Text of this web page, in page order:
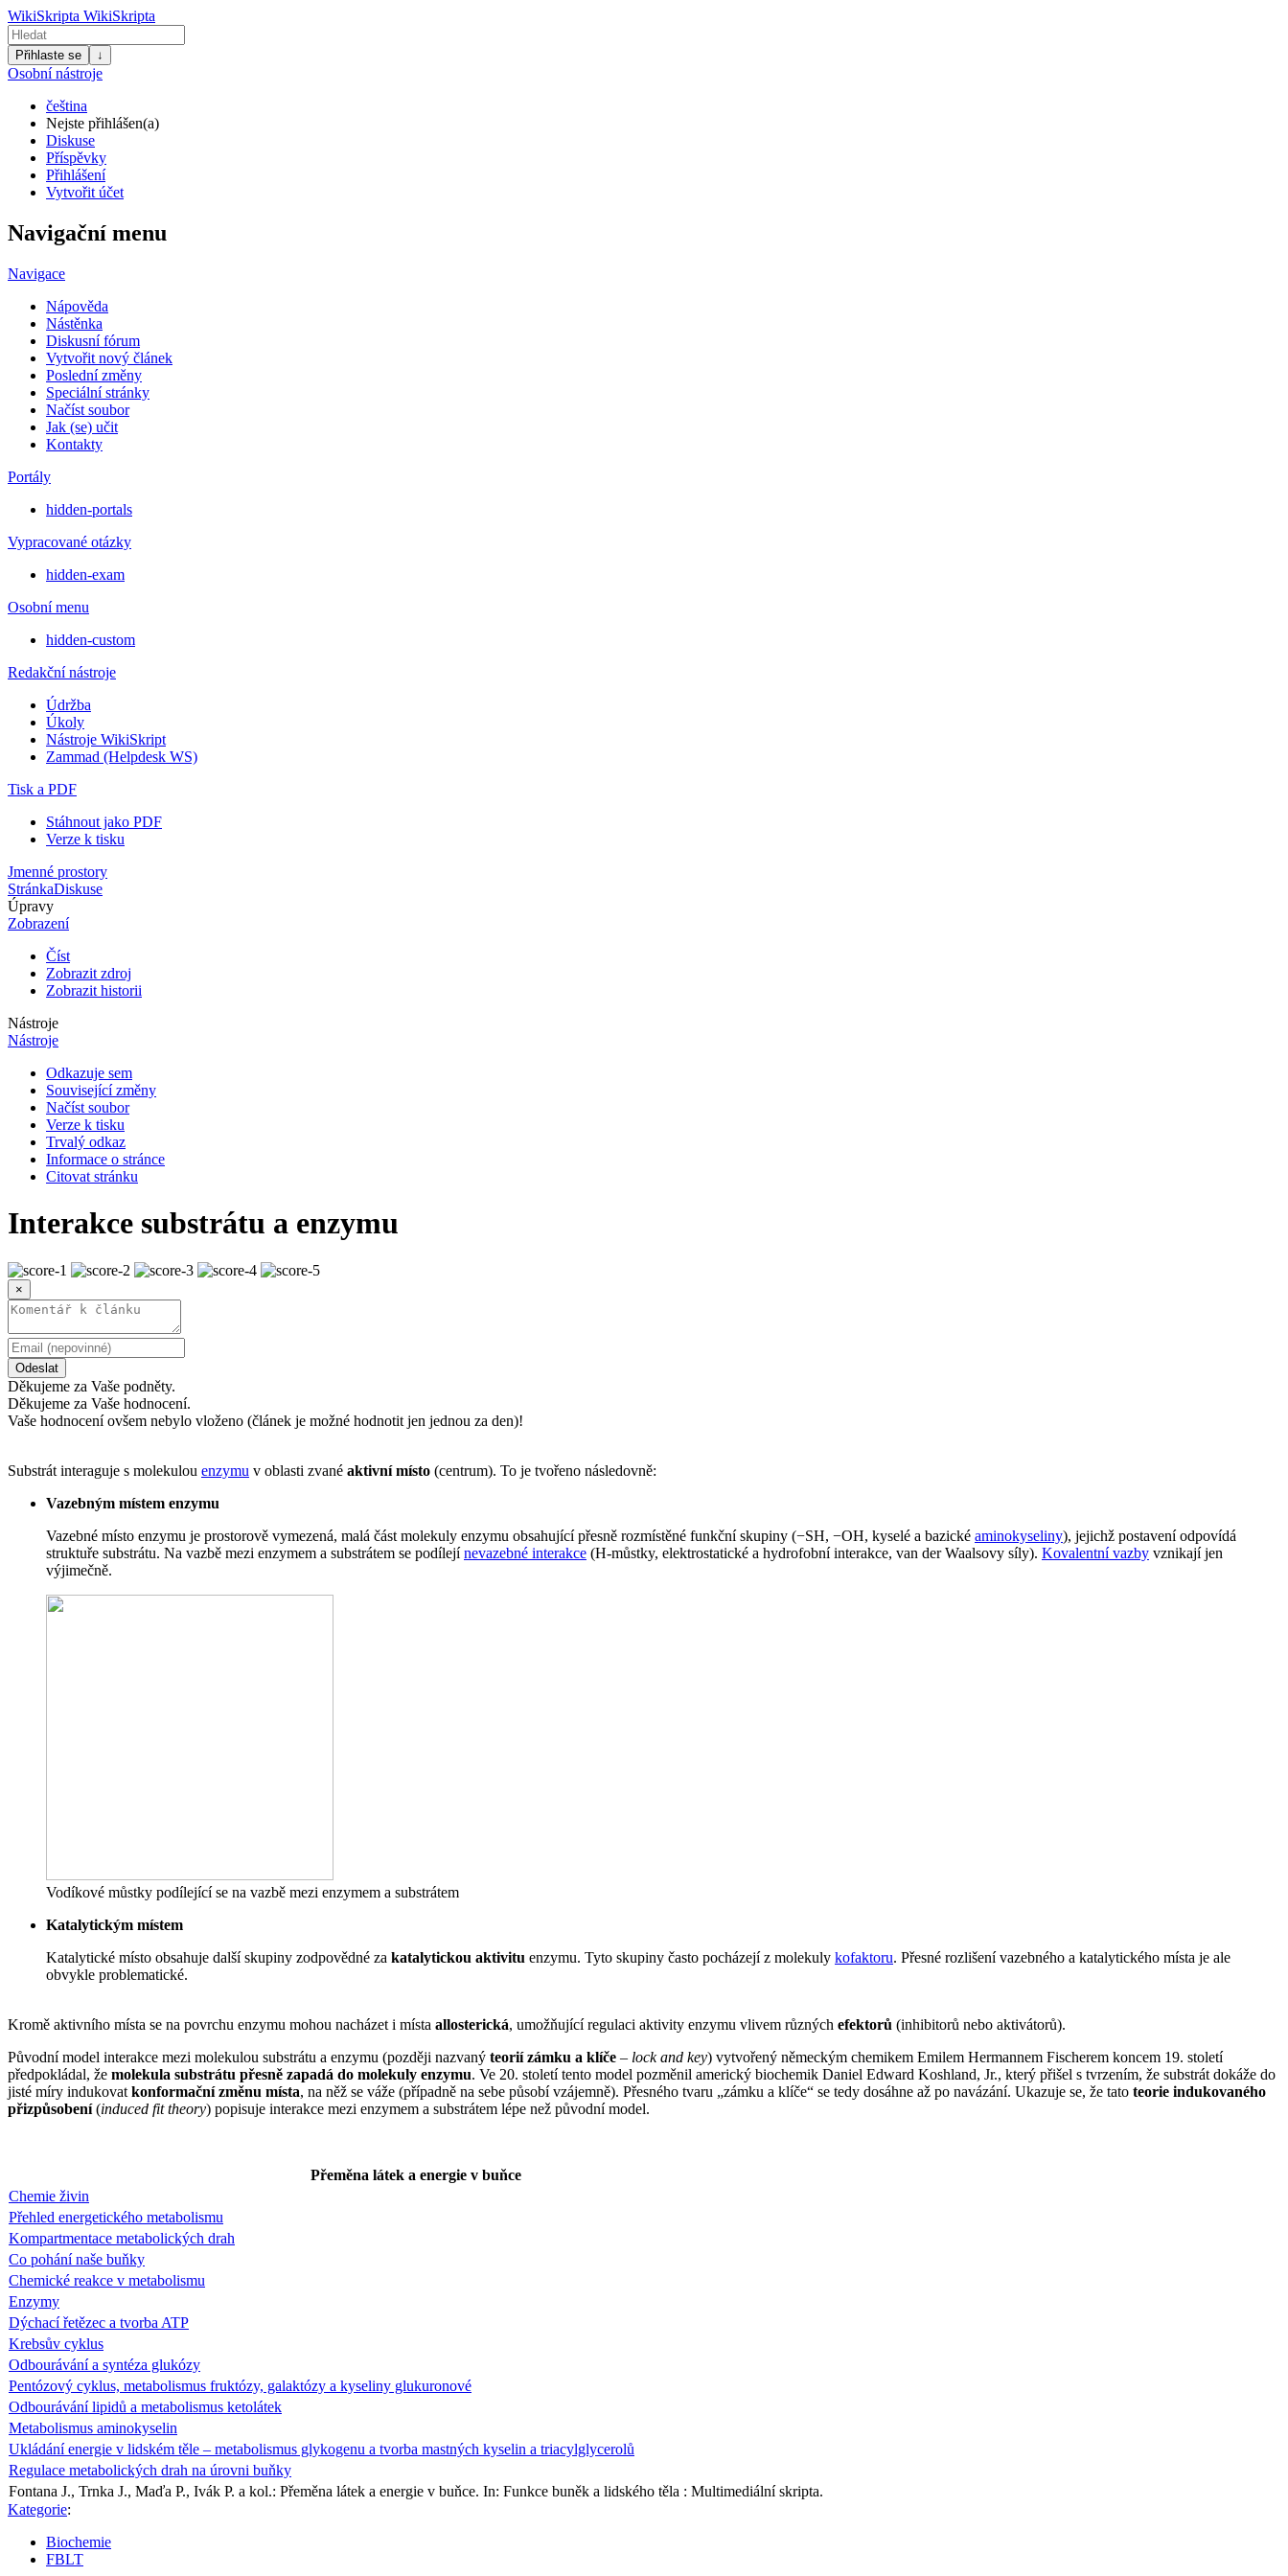
WikiSkripta WikiSkripta
Přihlaste se ↓
Osobní nástroje
čeština
Nejste přihlášen(a)
Diskuse
Příspěvky
Přihlášení
Vytvořit účet
Navigační menu
Navigace
Nápověda
Nástěnka
Diskusní fórum
Vytvořit nový článek
Poslední změny
Speciální stránky
Načíst soubor
Jak (se) učit
Kontakty
Portály
hidden-portals
Vypracované otázky
hidden-exam
Osobní menu
hidden-custom
Redakční nástroje
Údržba
Úkoly
Nástroje WikiSkript
Zammad (Helpdesk WS)
Tisk a PDF
Stáhnout jako PDF
Verze k tisku
Jmenné prostory
StránkaDiskuse
Úpravy
Zobrazení
Číst
Zobrazit zdroj
Zobrazit historii
Nástroje
Nástroje
Odkazuje sem
Související změny
Načíst soubor
Verze k tisku
Trvalý odkaz
Informace o stránce
Citovat stránku
Interakce substrátu a enzymu
×
Odeslat
Děkujeme za Vaše podněty.
Děkujeme za Vaše hodnocení.
Vaše hodnocení ovšem nebylo vloženo (článek je možné hodnotit jen jednou za den)!
Substrát interaguje s molekulou enzymu v oblasti zvané aktivní místo (centrum). To je tvořeno následovně:
Vazebným místem enzymu
Vazebné místo enzymu je prostorově vymezená, malá část molekuly enzymu obsahující přesně rozmístěné funkční skupiny (−SH, −OH, kyselé a bazické aminokyseliny), jejichž postavení odpovídá
struktuře substrátu. Na vazbě mezi enzymem a substrátem se podílejínevazebné interakce (H-můstky, elektrostatické a hydrofobní interakce, van der Waalsovy síly). Kovalentní vazby vznikají jen
výjimečně.
Vodíkové můstky podílející se na vazbě mezi enzymem a substrátem
Katalytickým místem
Katalytické místo obsahuje další skupiny zodpovědné za katalytickou aktivitu enzymu. Tyto skupiny často pocházejí z molekuly kofaktoru. Přesné rozlišení vazebného a katalytického místa je ale
obvykle problematické.
Kromě aktivního místa se na povrchu enzymu mohou nacházet i místa allosterická, umožňující regulaci aktivity enzymu vlivem různých efektorů (inhibitorů nebo aktivátorů).
Původní model interakce mezi molekulou substrátu a enzymu (později nazvaný teorií zámku a klíče – lock and key) vytvořený německým chemikem Emilem Hermannem Fischerem koncem 19. století
předpokládal, že molekula substrátu přesně zapadá do molekuly enzymu. Ve 20. století tento model pozměnil americký biochemik Daniel Edward Koshland, Jr., který přišel s tvrzením, že substrát dokáže do
jisté míry indukovat konformační změnu místa, na něž se váže (případně na sebe působí vzájemně). Přesného tvaru „zámku a klíče“ se tedy dosáhne až po navázání. Ukazuje se, že tato teorie indukovaného
přizpůsobení(induced fit theory) popisuje interakce mezi enzymem a substrátem lépe než původní model.
Přeměna látek a energie v buňce
Chemie živin
Přehled energetického metabolismu
Kompartmentace metabolických drah
Co pohání naše buňky
Chemické reakce v metabolismu
Enzymy
Dýchací řetězec a tvorba ATP
Krebsův cyklus
Odbourávání a syntéza glukózy
Pentózový cyklus, metabolismus fruktózy, galaktózy a kyseliny glukuronové
Odbourávání lipidů a metabolismus ketolátek
Metabolismus aminokyselin
Ukládání energie v lidském těle – metabolismus glykogenu a tvorba mastných kyselin a triacylglycerolů
Regulace metabolických drah na úrovni buňky
Fontana J., Trnka J., Maďa P., Ivák P. a kol.: Přeměna látek a energie v buňce. In: Funkce buněk a lidského těla : Multimediální skripta.
Kategorie:
Biochemie
FBLT